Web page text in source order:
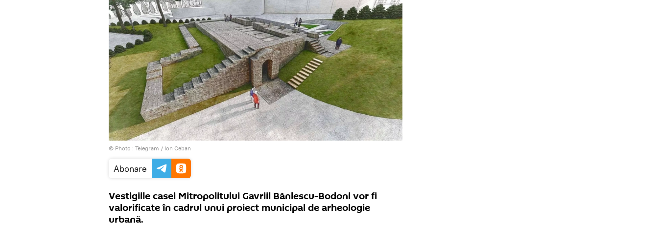
© Photo : Telegram / Ion Ceban
Abonare
Vestigiile casei Mitropolitului Gavriil Bănlescu-Bodoni vor fi
valorificate în cadrul unui proiect municipal de arheologie
urbană.